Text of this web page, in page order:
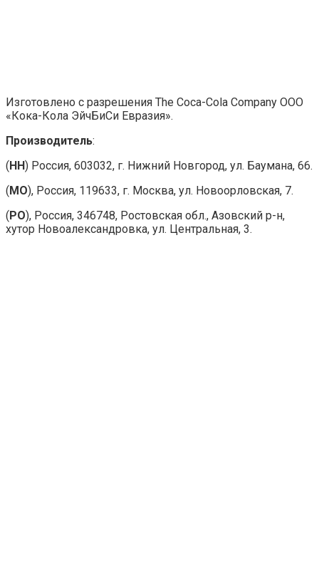
Изготовлено с разрешения The Coca-Cola Company ООО
«Кока-Кола ЭйчБиСи Евразия».
Производитель:
(НН) Россия, 603032, г. Нижний Новгород, ул. Баумана, 66.
(МО), Россия, 119633, г. Москва, ул. Новоорловская, 7.
(РО), Россия, 346748, Ростовская обл., Азовский р-н,
хутор Новоалександровка, ул. Центральная, 3.